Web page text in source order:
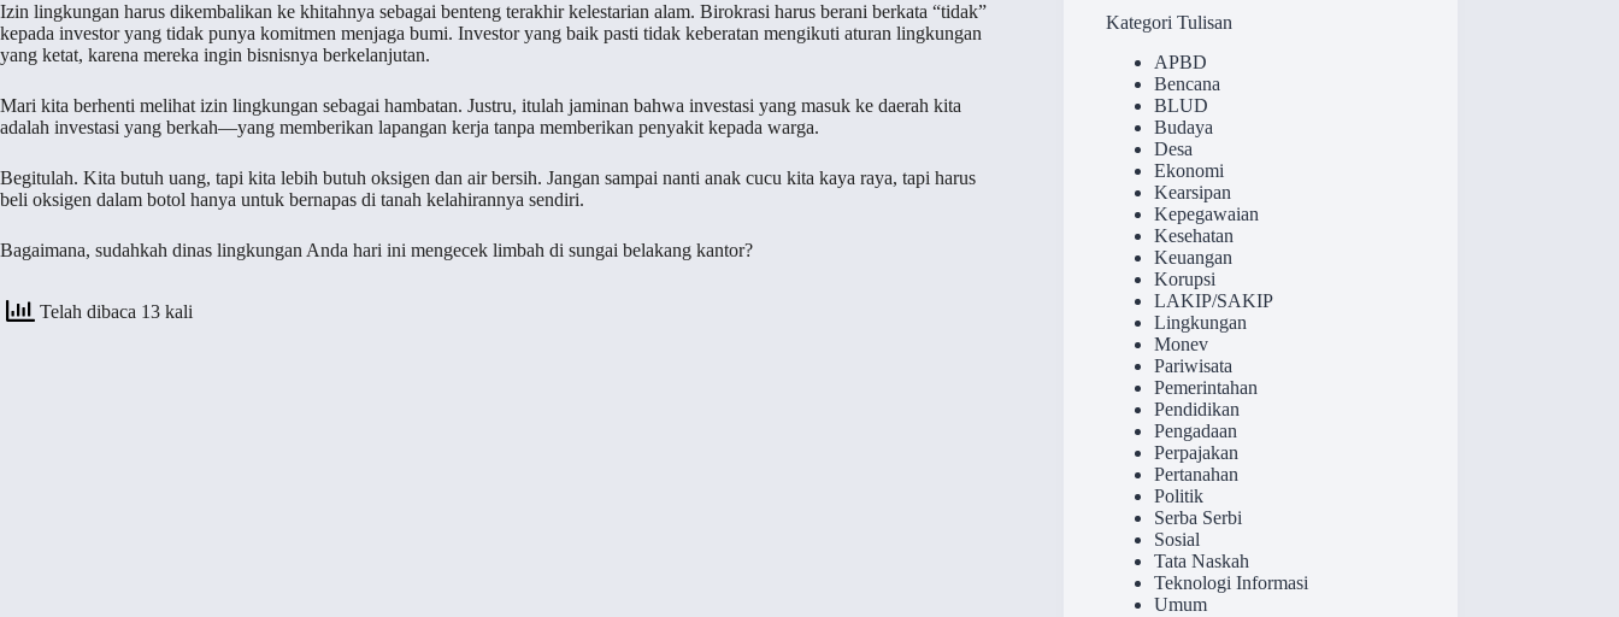
Izin lingkungan harus dikembalikan ke khitahnya sebagai benteng terakhir kelestarian alam. Birokrasi harus berani berkata “tidak”
kepada investor yang tidak punya komitmen menjaga bumi. Investor yang baik pasti tidak keberatan mengikuti aturan lingkungan
yang ketat, karena mereka ingin bisnisnya berkelanjutan.
Mari kita berhenti melihat izin lingkungan sebagai hambatan. Justru, itulah jaminan bahwa investasi yang masuk ke daerah kita
adalah investasi yang berkah—yang memberikan lapangan kerja tanpa memberikan penyakit kepada warga.
Begitulah. Kita butuh uang, tapi kita lebih butuh oksigen dan air bersih. Jangan sampai nanti anak cucu kita kaya raya, tapi harus
beli oksigen dalam botol hanya untuk bernapas di tanah kelahirannya sendiri.
Bagaimana, sudahkah dinas lingkungan Anda hari ini mengecek limbah di sungai belakang kantor?
Telah dibaca 13 kali
Kategori Tulisan
APBD
Bencana
BLUD
Budaya
Desa
Ekonomi
Kearsipan
Kepegawaian
Kesehatan
Keuangan
Korupsi
LAKIP/SAKIP
Lingkungan
Monev
Pariwisata
Pemerintahan
Pendidikan
Pengadaan
Perpajakan
Pertanahan
Politik
Serba Serbi
Sosial
Tata Naskah
Teknologi Informasi
Umum